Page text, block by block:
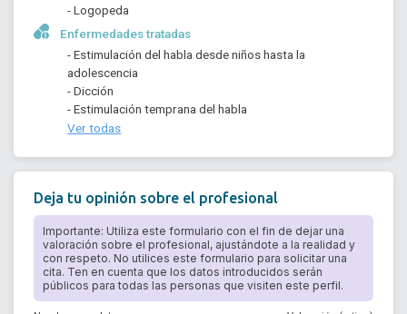
- Logopeda
Enfermedades tratadas
- Estimulación del habla desde niños hasta la
adolescencia
- Dicción
- Estimulación temprana del habla
Ver todas
Deja tu opinión sobre el profesional
Importante: Utiliza este formulario con el fin de dejar una
valoración sobre el profesional, ajustándote a la realidad y
con respeto. No utilices este formulario para solicitar una
cita. Ten en cuenta que los datos introducidos serán
públicos para todas las personas que visiten este perfil.